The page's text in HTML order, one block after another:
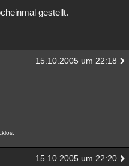
gestellt.
15.10.2005 um 22:18
15.10.2005 um 22:20